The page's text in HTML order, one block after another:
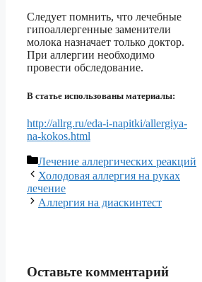
Следует помнить, что лечебные
гипоаллергенные заменители
молока назначает только доктор.
При аллергии необходимо
провести обследование.
В статье использованы материалы:
http://allrg.ru/eda-i-napitki/allergiya-
na-kokos.html
Рубрики
Лечение аллергических реакций
Холодовая аллергия на руках
лечение
Аллергия на диаскинтест
Оставьте комментарий